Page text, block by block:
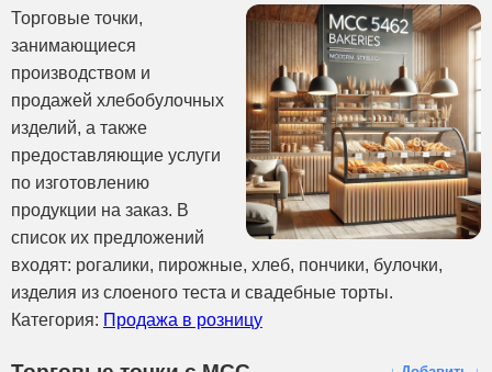
Торговые точки,
занимающиеся
производством и
продажей хлебобулочных
изделий, а также
предоставляющие услуги
по изготовлению
продукции на заказ. В
список их предложений
входят: рогалики, пирожные, хлеб, пончики, булочки,
изделия из слоеного теста и свадебные торты.
Категория: Продажа в розницу